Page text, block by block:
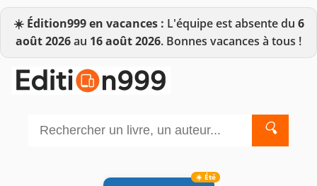
☀️ Édition999 en vacances : L'équipe est absente du 6
août 2026au 16 août 2026. Bonnes vacances à tous !
🔍